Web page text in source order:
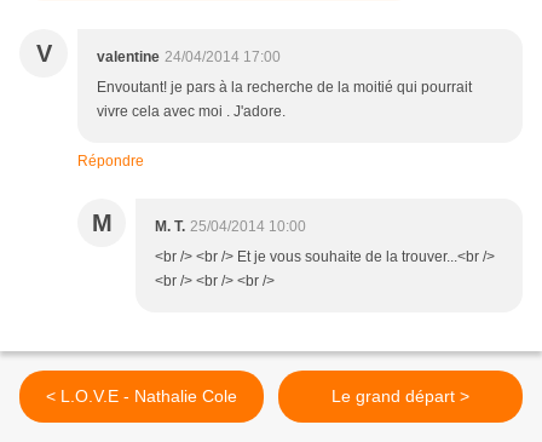
V valentine 24/04/2014 17:00
Envoutant! je pars à la recherche de la moitié qui pourrait
vivre cela avec moi . J'adore.
Répondre
M M. T. 25/04/2014 10:00
<br /> <br /> Et je vous souhaite de la trouver...<br />
<br /> <br /> <br />
< L.O.V.E - Nathalie Cole Le grand départ >